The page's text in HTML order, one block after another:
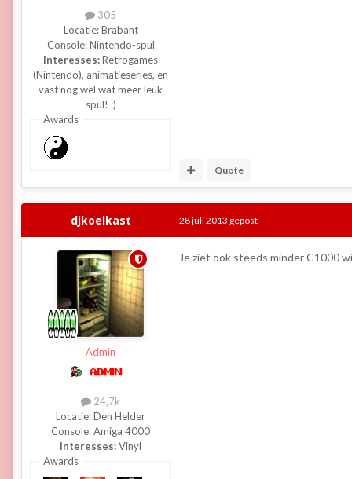
305
Locatie:Brabant
Console:Nintendo-spul
Interesses:Retrogames
(Nintendo), animatieseries, en
vast nog wel wat meer leuk
spul! :)
Awards
Quote
djkoelkast
Admin
24,7k
Locatie:Den Helder
Console:Amiga 4000
Interesses:Vinyl
Awards
28 juli 2013 gepost
Je ziet ook steeds minder C1000